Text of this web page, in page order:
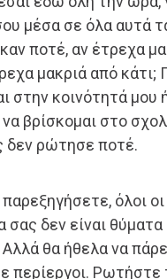
μέσα σε όλα αυτά
ποτέ, αν έτρεχα
μακριά από κάτι;
στην κοινότητά μου
να βρίσκομαι στο
δεν ρώτησε ποτέ.
όλοι οι
σας δεν είναι
θα ήθελα να
περίεργοι. Ρωτήστε